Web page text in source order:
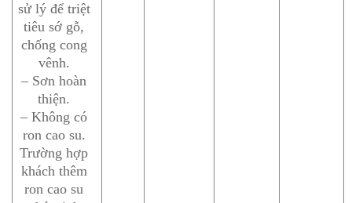
sử lý để triệt
tiêu sớ gỗ,
chống cong
vênh.
– Sơn hoàn
thiện.
– Không có
ron cao su.
Trường hợp
khách thêm
ron cao su